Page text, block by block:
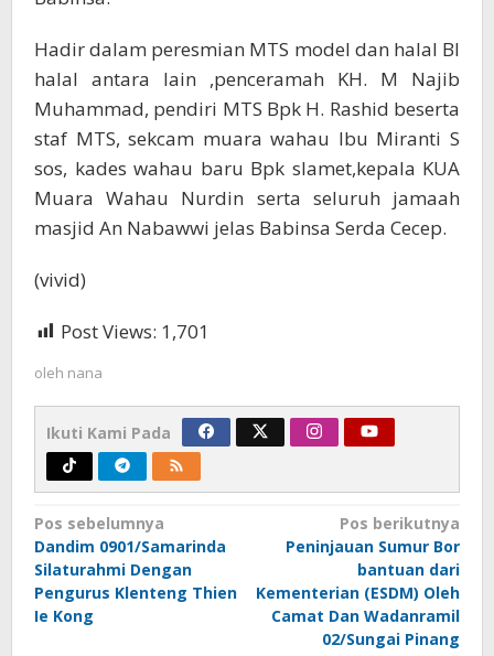
Hadir dalam peresmian MTS model dan halal BI
halal antara lain ,penceramah KH. M Najib
Muhammad, pendiri MTS Bpk H. Rashid beserta
staf MTS, sekcam muara wahau Ibu Miranti S
sos, kades wahau baru Bpk slamet,kepala KUA
Muara Wahau Nurdin serta seluruh jamaah
masjid An Nabawwi jelas Babinsa Serda Cecep.
(vivid)
Post Views: 1,701
oleh nana
Ikuti Kami Pada
Navigasi
pos
Pos sebelumnya
Dandim 0901/Samarinda
Silaturahmi Dengan
Pengurus Klenteng Thien
Ie Kong
Pos berikutnya
Peninjauan Sumur Bor
bantuan dari
Kementerian (ESDM) Oleh
Camat Dan Wadanramil
02/Sungai Pinang